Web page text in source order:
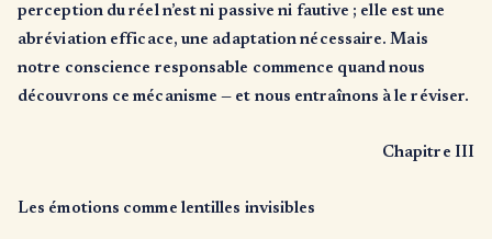
perception du réel n’est ni passive ni fautive ; elle est une
abréviation efficace, une adaptation nécessaire. Mais
notre conscience responsable commence quand nous
découvrons ce mécanisme — et nous entraînons à le réviser.
Chapitre III
Les émotions comme lentilles invisibles